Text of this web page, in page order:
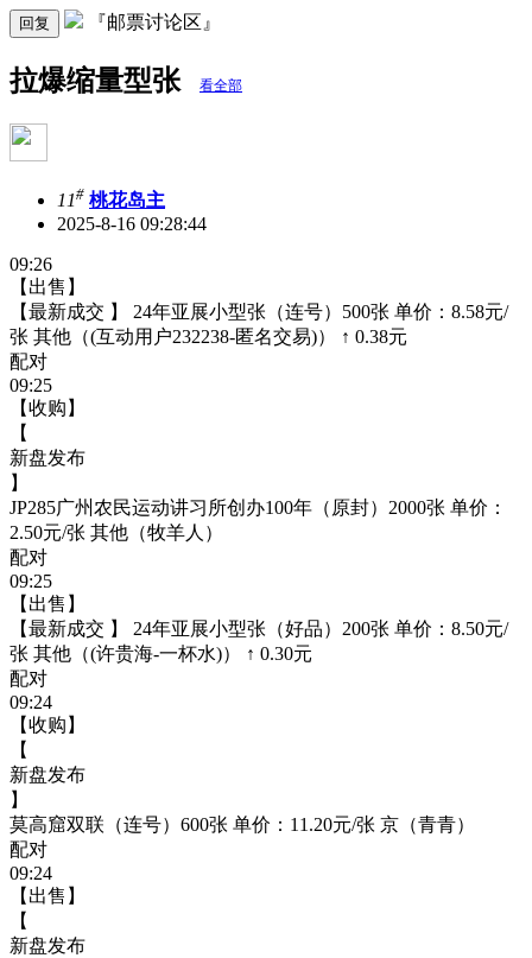
回复 『邮票讨论区』
拉爆缩量型张 看全部
11# 桃花岛主
2025-8-16 09:28:44
09:26
【出售】
【最新成交 】 24年亚展小型张（连号）500张 单价：8.58元/
张 其他（(互动用户232238-匿名交易)） ↑ 0.38元
配对
09:25
【收购】
【
新盘发布
】
JP285广州农民运动讲习所创办100年（原封）2000张 单价：
2.50元/张 其他（牧羊人）
配对
09:25
【出售】
【最新成交 】 24年亚展小型张（好品）200张 单价：8.50元/
张 其他（(许贵海-一杯水)） ↑ 0.30元
配对
09:24
【收购】
【
新盘发布
】
莫高窟双联（连号）600张 单价：11.20元/张 京（青青）
配对
09:24
【出售】
【
新盘发布